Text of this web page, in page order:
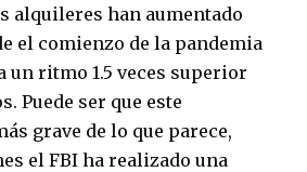
alquileres han aumentado
el comienzo de la pandemia
un ritmo 1.5 veces superior
Puede ser que este
grave de lo que parece,
el FBI ha realizado una